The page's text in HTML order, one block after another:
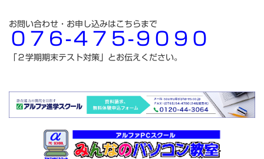
お問い合わせ・お申し込みはこちらまで
０７６-４７５-９０９０
「２学期期末テスト対策」とお伝えください。